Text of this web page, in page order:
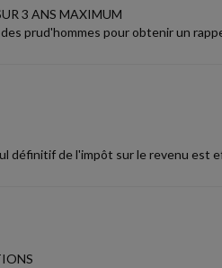
3 ANS MAXIMUM
prud'hommes pour obtenir un
définitif de l'impôt sur le revenu est